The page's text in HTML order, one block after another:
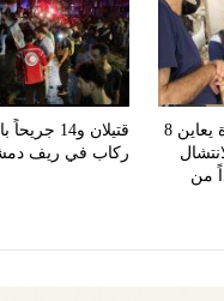
الدفاع المدني في غزة يعاين 8
شهيداً من
قتيلان و14
ركاب في ريف